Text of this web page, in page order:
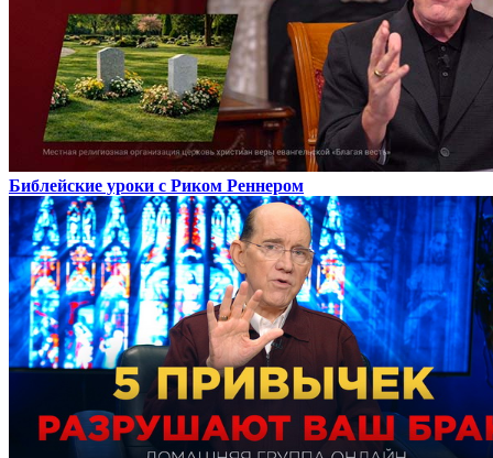
Библейские уроки с Риком Реннером